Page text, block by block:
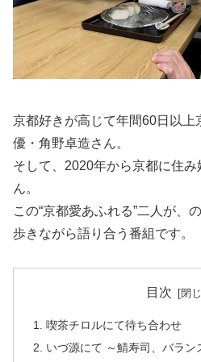
京都好きが高じて年間60日以上
優・角野卓造さん。
そして、2020年から京都に住
ん。
この“京都愛あふれる”二人が、
歩きながら語り合う番組です。
目次
喫茶チロルにて待ち合わせ
いづ源にて ～鯖寿司、バラン